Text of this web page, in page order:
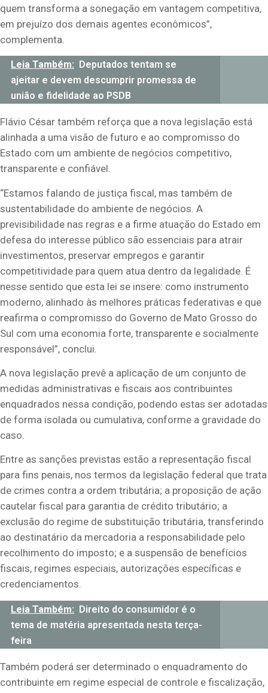
quem transforma a sonegação em vantagem competitiva,
em prejuízo dos demais agentes econômicos”,
complementa.
Leia Também:
Deputados tentam se
ajeitar e devem descumprir promessa de
união e fidelidade ao PSDB
Flávio César também reforça que a nova legislação está
alinhada a uma visão de futuro e ao compromisso do
Estado com um ambiente de negócios competitivo,
transparente e confiável.
“Estamos falando de justiça fiscal, mas também de
sustentabilidade do ambiente de negócios. A
previsibilidade nas regras e a firme atuação do Estado em
defesa do interesse público são essenciais para atrair
investimentos, preservar empregos e garantir
competitividade para quem atua dentro da legalidade. É
nesse sentido que esta lei se insere: como instrumento
moderno, alinhado às melhores práticas federativas e que
reafirma o compromisso do Governo de Mato Grosso do
Sul com uma economia forte, transparente e socialmente
responsável”, conclui.
A nova legislação prevê a aplicação de um conjunto de
medidas administrativas e fiscais aos contribuintes
enquadrados nessa condição, podendo estas ser adotadas
de forma isolada ou cumulativa, conforme a gravidade do
caso.
Entre as sanções previstas estão a representação fiscal
para fins penais, nos termos da legislação federal que trata
de crimes contra a ordem tributária; a proposição de ação
cautelar fiscal para garantia de crédito tributário; a
exclusão do regime de substituição tributária, transferindo
ao destinatário da mercadoria a responsabilidade pelo
recolhimento do imposto; e a suspensão de benefícios
fiscais, regimes especiais, autorizações específicas e
credenciamentos.
Leia Também: Direito do consumidor é o
tema de matéria apresentada nesta terça-
feira
Também poderá ser determinado o enquadramento do
contribuinte em regime especial de controle e fiscalização,